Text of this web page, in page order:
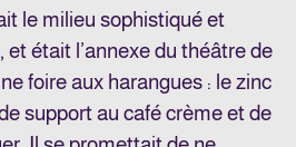
le milieu sophistiqué et
et était l’annexe du théâtre de
foire aux harangues : le zinc
support au café crème et de